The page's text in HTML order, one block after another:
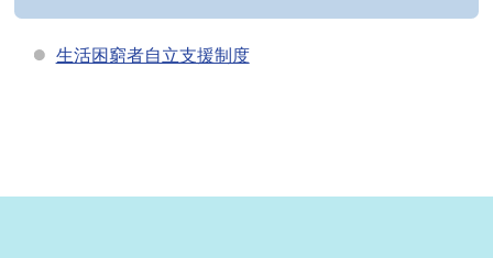
生活困窮者自立支援制度